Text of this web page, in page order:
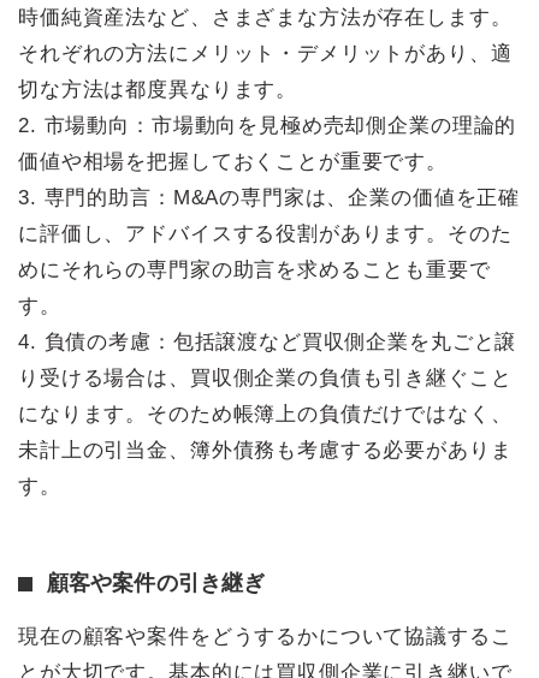
時価純資産法など、さまざまな方法が存在します。
それぞれの方法にメリット・デメリットがあり、適
切な方法は都度異なります。
2. 市場動向：市場動向を見極め売却側企業の理論的
価値や相場を把握しておくことが重要です。
3. 専門的助言：M&Aの専門家は、企業の価値を正確
に評価し、アドバイスする役割があります。そのた
めにそれらの専門家の助言を求めることも重要で
す。
4. 負債の考慮：包括譲渡など買収側企業を丸ごと譲
り受ける場合は、買収側企業の負債も引き継ぐこと
になります。そのため帳簿上の負債だけではなく、
未計上の引当金、簿外債務も考慮する必要がありま
す。
顧客や案件の引き継ぎ
現在の顧客や案件をどうするかについて協議するこ
とが大切です。基本的には買収側企業に引き継いで